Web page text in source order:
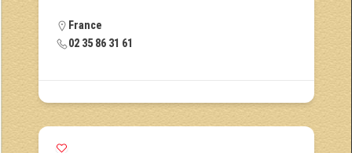
France
02 35 86 31 61